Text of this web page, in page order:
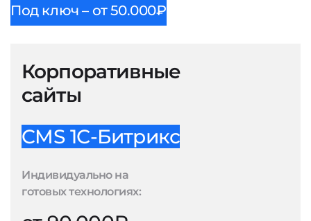
Под ключ – от 50.000₽
Корпоративные
сайты
CMS 1С-Битрикс
Индивидуально на
готовых технологиях: